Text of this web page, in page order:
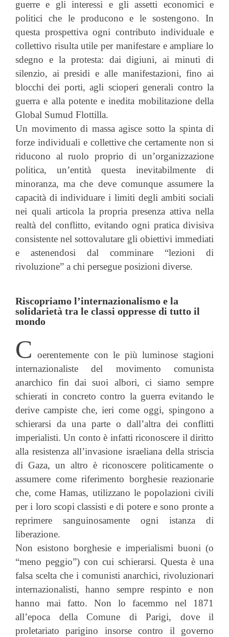
guerre e gli interessi e gli assetti economici e
politici che le producono e le sostengono. In
questa prospettiva ogni contributo individuale e
collettivo risulta utile per manifestare e ampliare lo
sdegno e la protesta: dai digiuni, ai minuti di
silenzio, ai presidi e alle manifestazioni, fino ai
blocchi dei porti, agli scioperi generali contro la
guerra e alla potente e inedita mobilitazione della
Global Sumud Flottilla.
Un movimento di massa agisce sotto la spinta di
forze individuali e collettive che certamente non si
riducono al ruolo proprio di un’organizzazione
politica, un’entità questa inevitabilmente di
minoranza, ma che deve comunque assumere la
capacità di individuare i limiti degli ambiti sociali
nei quali articola la propria presenza attiva nella
realtà del conflitto, evitando ogni pratica divisiva
consistente nel sottovalutare gli obiettivi immediati
e astenendosi dal comminare “lezioni di
rivoluzione” a chi persegue posizioni diverse.
Riscopriamo l’internazionalismo e la
solidarietà tra le classi oppresse di tutto il
mondo
C oerentemente con le più luminose stagioni
internazionaliste del movimento comunista
anarchico fin dai suoi albori, ci siamo sempre
schierati in concreto contro la guerra evitando le
derive campiste che, ieri come oggi, spingono a
schierarsi da una parte o dall’altra dei conflitti
imperialisti. Un conto è infatti riconoscere il diritto
alla resistenza all’invasione israeliana della striscia
di Gaza, un altro è riconoscere politicamente o
assumere come riferimento borghesie reazionarie
che, come Hamas, utilizzano le popolazioni civili
per i loro scopi classisti e di potere e sono pronte a
reprimere sanguinosamente ogni istanza di
liberazione.
Non esistono borghesie e imperialismi buoni (o
“meno peggio”) con cui schierarsi. Questa è una
falsa scelta che i comunisti anarchici, rivoluzionari
internazionalisti, hanno sempre respinto e non
hanno mai fatto. Non lo facemmo nel 1871
all’epoca della Comune di Parigi, dove il
proletariato parigino insorse contro il governo